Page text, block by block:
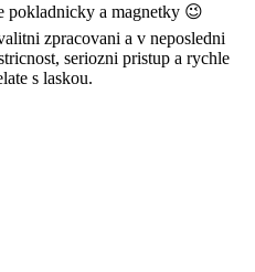
pokladnicky a magnetky 😉
zpracovani a v neposledni
seriozni pristup a rychle
s laskou.